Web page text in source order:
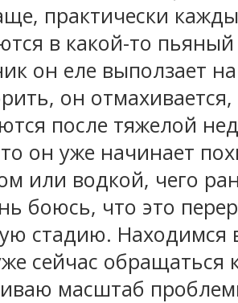
практически
в какой-то пьяный
он еле выползает
он
после тяжелой
он уже начинает
или водкой, чего
боюсь, что это
стадию. Находимся
сейчас обращаться
масштаб